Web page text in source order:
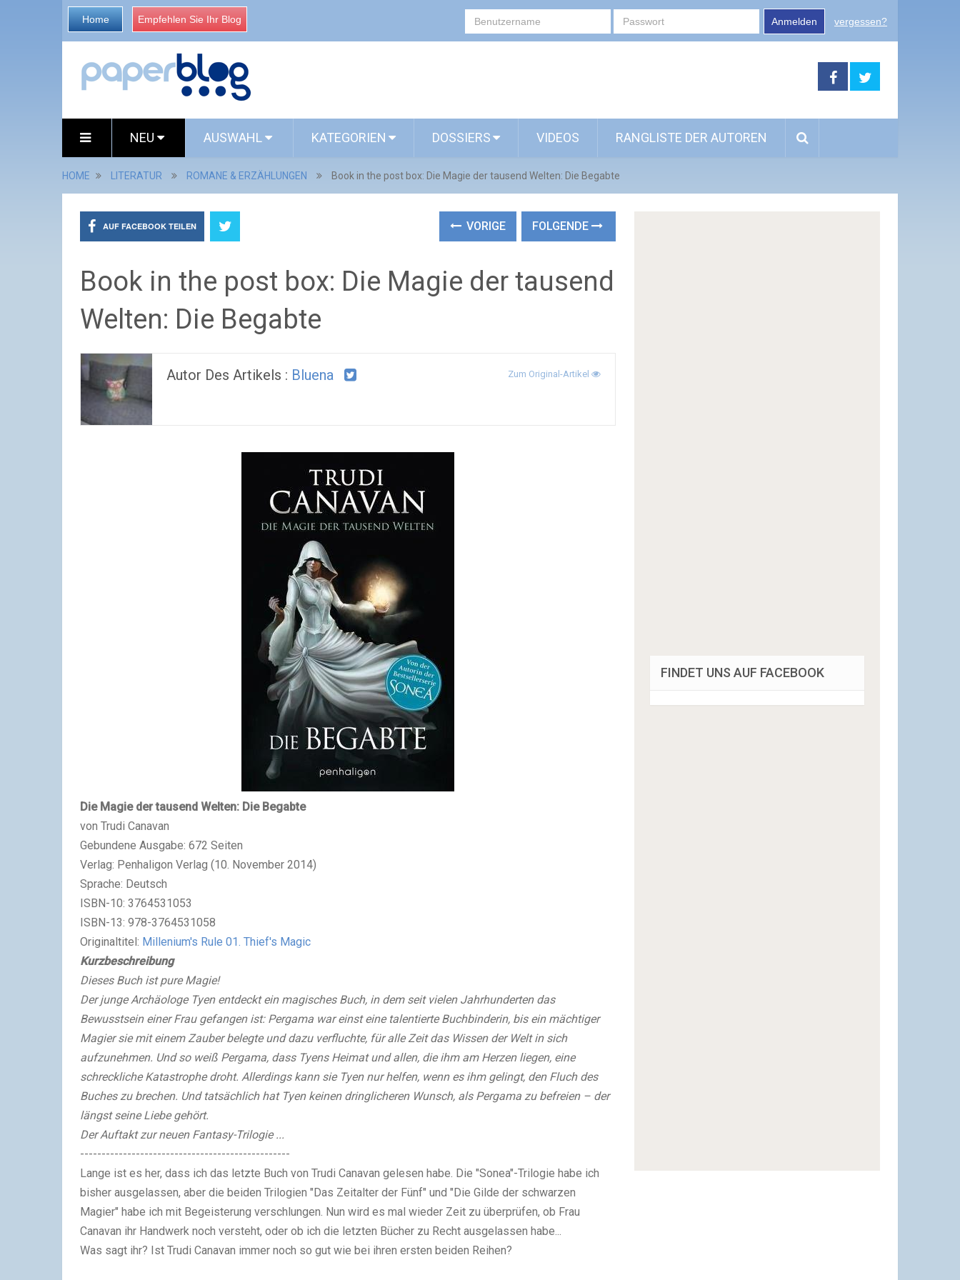
Home Empfehlen Sie Ihr Blog Anmelden vergessen?
NEU AUSWAHL KATEGORIEN DOSSIERS VIDEOS RANGLISTE DER AUTOREN
HOME LITERATUR ROMANE & ERZÄHLUNGEN Book in the post box: Die Magie der tausend Welten: Die Begabte
AUF FACEBOOK TEILEN VORIGE FOLGENDE
Book in the post box: Die Magie der tausend
Welten: Die Begabte
Autor Des Artikels : Bluena Zum Original-Artikel
Die Magie der tausend Welten: Die Begabte
von Trudi Canavan
Gebundene Ausgabe: 672 Seiten
Verlag: Penhaligon Verlag (10. November 2014)
Sprache: Deutsch
ISBN-10: 3764531053
ISBN-13: 978-3764531058
Originaltitel: Millenium's Rule 01. Thief's Magic
Kurzbeschreibung
Dieses Buch ist pure Magie!
Der junge Archäologe Tyen entdeckt ein magisches Buch, in dem seit vielen Jahrhunderten das
Bewusstsein einer Frau gefangen ist: Pergama war einst eine talentierte Buchbinderin, bis ein mächtiger
Magier sie mit einem Zauber belegte und dazu verfluchte, für alle Zeit das Wissen der Welt in sich
aufzunehmen. Und so weiß Pergama, dass Tyens Heimat und allen, die ihm am Herzen liegen, eine
schreckliche Katastrophe droht. Allerdings kann sie Tyen nur helfen, wenn es ihm gelingt, den Fluch des
Buches zu brechen. Und tatsächlich hat Tyen keinen dringlicheren Wunsch, als Pergama zu befreien – der
längst seine Liebe gehört.
Der Auftakt zur neuen Fantasy-Trilogie ...
-------------------------------------------------
Lange ist es her, dass ich das letzte Buch von Trudi Canavan gelesen habe. Die "Sonea"-Trilogie habe ich
bisher ausgelassen, aber die beiden Trilogien "Das Zeitalter der Fünf" und "Die Gilde der schwarzen
Magier" habe ich mit Begeisterung verschlungen. Nun wird es mal wieder Zeit zu überprüfen, ob Frau
Canavan ihr Handwerk noch versteht, oder ob ich die letzten Bücher zu Recht ausgelassen habe...
Was sagt ihr? Ist Trudi Canavan immer noch so gut wie bei ihren ersten beiden Reihen?
FINDET UNS AUF FACEBOOK